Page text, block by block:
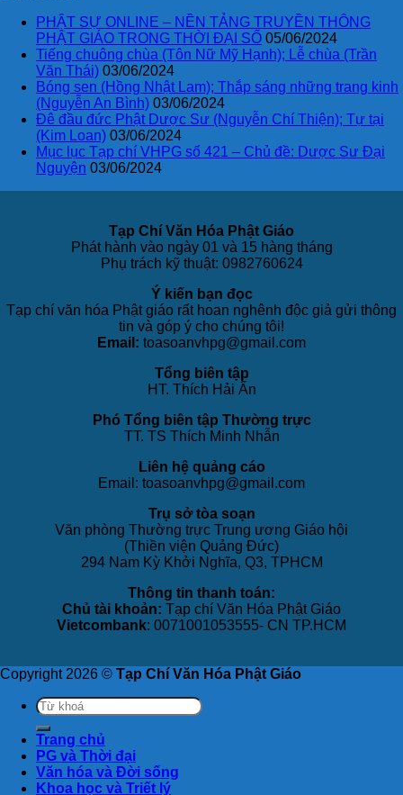
PHẬT SỰ ONLINE – NỀN TẢNG TRUYỀN THÔNG
PHẬT GIÁO TRONG THỜI ĐẠI SỐ 05/06/2024
Tiếng chuông chùa (Tôn Nữ Mỹ Hạnh); Lễ chùa (Trần
Văn Thái) 03/06/2024
Bóng sen (Hồng Nhật Lam); Thắp sáng những trang kinh
(Nguyễn An Bình) 03/06/2024
Đê đầu đức Phật Dược Sư (Nguyễn Chí Thiện); Tự tại
(Kim Loan) 03/06/2024
Mục lục Tạp chí VHPG số 421 – Chủ đề: Dược Sư Đại
Nguyện 03/06/2024
Tạp Chí Văn Hóa Phật Giáo
Phát hành vào ngày 01 và 15 hàng tháng
Phụ trách kỹ thuật: 0982760624
Ý kiến bạn đọc
Tạp chí văn hóa Phật giáo rất hoan nghênh độc giả gửi thông
tin và góp ý cho chúng tôi!
Email: toasoanvhpg@gmail.com
Tổng biên tập
HT. Thích Hải Ấn
Phó Tổng biên tập Thường trực
TT. TS Thích Minh Nhẫn
Liên hệ quảng cáo
Email: toasoanvhpg@gmail.com
Trụ sở tòa soạn
Văn phòng Thường trực Trung ương Giáo hội
(Thiền viện Quảng Đức)
294 Nam Kỳ Khởi Nghĩa, Q3, TPHCM
Thông tin thanh toán:
Chủ tài khoản: Tạp chí Văn Hóa Phật Giáo
Vietcombank: 0071001053555- CN TP.HCM
Copyright 2026 © Tạp Chí Văn Hóa Phật Giáo
Trang chủ
PG và Thời đại
Văn hóa và Đời sống
Khoa học và Triết lý